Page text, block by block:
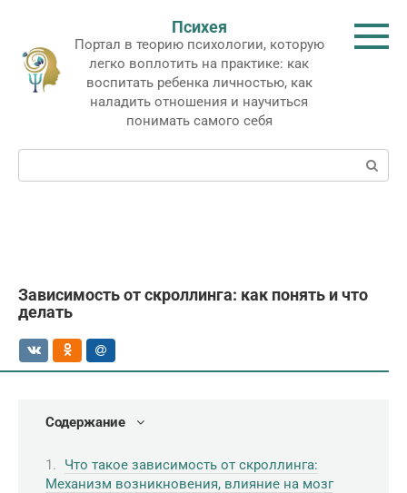
контенту
Психея
Портал в теорию психологии, которую
легко воплотить на практике: как
воспитать ребенка личностью, как
наладить отношения и научиться
понимать самого себя
Поиск:
Зависимость от скроллинга: как понять и что
делать
Содержание
Что такое зависимость от скроллинга:
Механизм возникновения, влияние на мозг